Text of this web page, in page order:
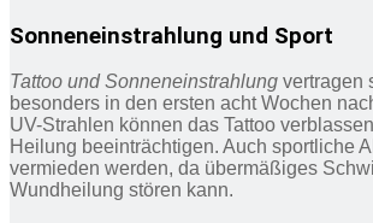
Sonneneinstrahlung und Sport
Tattoo und Sonneneinstrahlung vertragen
besonders in den ersten acht Wochen
UV-Strahlen können das Tattoo
Heilung beeinträchtigen. Auch sportliche
vermieden werden, da übermäßiges
Wundheilung stören kann.